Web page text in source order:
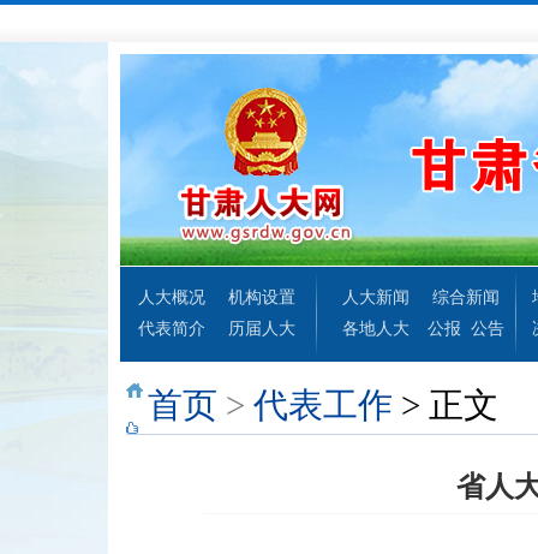
人大概况
机构设置
代表简介
历届人大
人大新闻
综合新闻
各地人大
公报 公告
首页 > 代表工作 > 正文
省人